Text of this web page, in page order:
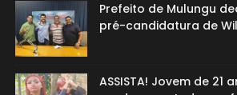
Prefeito de Mulungu
pré-candidatura de
ASSISTA! Jovem de 21